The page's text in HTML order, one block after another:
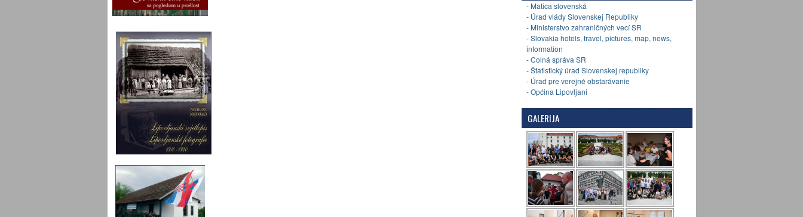
- Matica slovenská
- Úrad vlády Slovenskej Republiky
- Ministerstvo zahraničných vecí SR
- Slovakia hotels, travel, pictures, map, news,
information
- Colná správa SR
- Štatistický úrad Slovenskej republiky
- Úrad pre verejné obstarávanie
- Općina Lipovljani
GALERIJA